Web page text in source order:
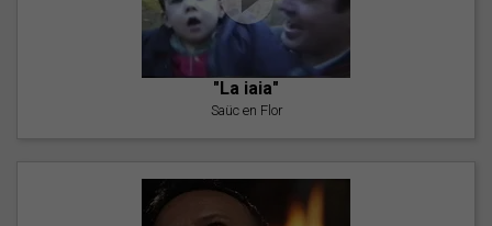
"La iaia"
Saüc en Flor